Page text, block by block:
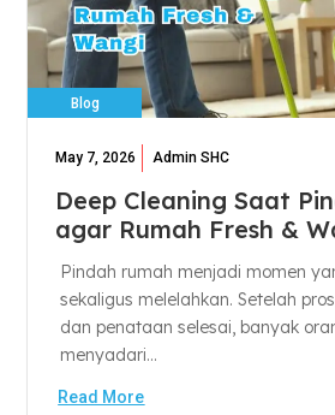
Blog
May 7, 2026 Admin SHC
Deep Cleaning Saat
agar Rumah Fresh &
Pindah rumah menjadi momen
sekaligus melelahkan. Setelah
dan penataan selesai, banyak
menyadari...
Read More